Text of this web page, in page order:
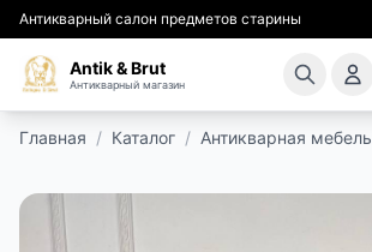
Антикварный салон предметов старины
Antik & Brut
Антикварный магазин
Главная / Каталог / Антикварная мебель